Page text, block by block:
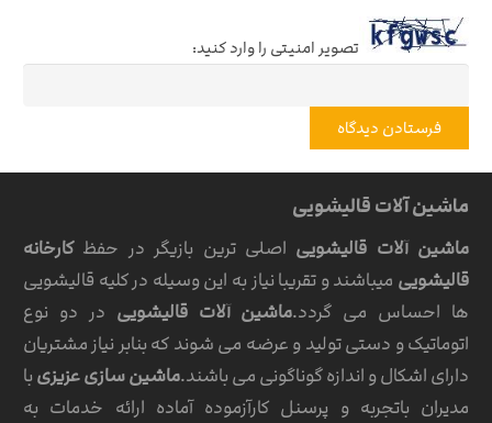
تصویر امنیتی را وارد کنید:
فرستادن دیدگاه
ماشین آلات قالیشویی
ماشین آلات قالیشویی اصلی ترین بازیگر در حفظکارخانه
قالیشویی میباشند و تقریبا نیاز به این وسیله در کلیه قالیشویی
ها احساس می گردد.ماشین آلات قالیشویی در دو نوع
اتوماتیک و دستی تولید و عرضه می شوند که بنابر نیاز مشتریان
دارای اشکال و اندازه گوناگونی می باشند.ماشین سازی عزیزی با
مدیران باتجربه و پرسنل کارآزموده آماده ارائه خدمات به